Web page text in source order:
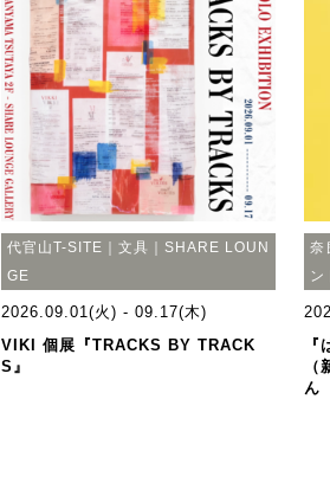
代官山T-SITE｜文具｜SHARE LOUN
GE
2026.09.01(火) - 09.17(木)
VIKI 個展『TRACKS BY TRACK
S』
奈
ン
ん